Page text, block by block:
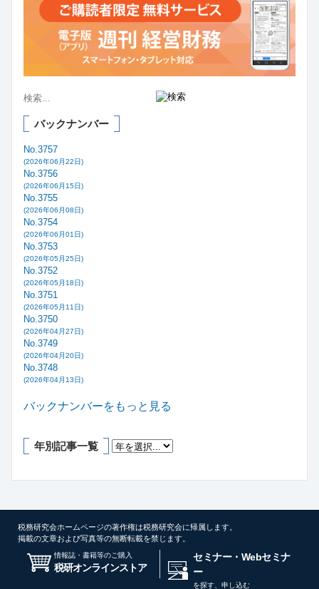
バックナンバー
No.3757
(2026年06月22日)
No.3756
(2026年06月15日)
No.3755
(2026年06月08日)
No.3754
(2026年06月01日)
No.3753
(2026年05月25日)
No.3752
(2026年05月18日)
No.3751
(2026年05月11日)
No.3750
(2026年04月27日)
No.3749
(2026年04月20日)
No.3748
(2026年04月13日)
バックナンバーをもっと見る
年別記事一覧
税務研究会ホームページの著作権は税務研究会に帰属します。
掲載の文章および写真等の無断転載を禁じます。
情報誌・書籍等のご購入
税研オンラインストア
セミナー・Webセミナ
ー
を探す、申し込む